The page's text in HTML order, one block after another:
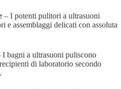
– I potenti pulitori a ultrasuoni
e assemblaggi delicati con assoluta
I bagni a ultrasuoni puliscono
di laboratorio secondo